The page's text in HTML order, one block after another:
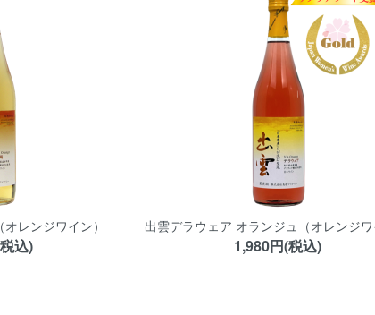
レンジワイン）
込)
出雲デラウェア オランジュ（オレンジ
1,980円(税込)